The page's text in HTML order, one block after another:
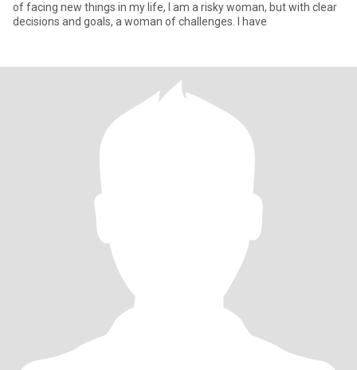
of facing new things in my life, I am a risky woman, but with clear
decisions and goals, a woman of challenges. I have